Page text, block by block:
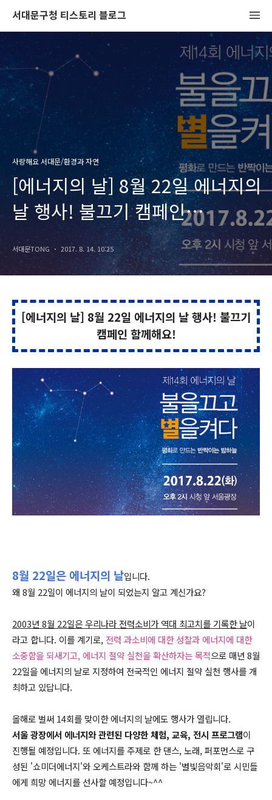
서대문구청 티스토리 블로그
사랑해요 서대문/환경과 자연
[에너지의 날] 8월 22일 에너지의
날 행사! 불끄기 캠페인
함께해요!
서대문TONG 2017. 8. 14. 10:25
[에너지의 날] 8월 22일 에너지의 날 행사! 불끄기
캠페인 함께해요!
8월 22일은 에너지의 날입니다.
왜 8월 22일이 에너지의 날이 되었는지 알고 계신가요?
2003년 8월 22일은 우리나라 전력소비가 역대 최고치를 기록한 날이
라고 합니다. 이를 계기로, 전력 과소비에 대한 성찰과 에너지에 대한
소중함을 되새기고, 에너지 절약 실천을 확산하자는 목적으로 매년 8월
22일을 에너지의 날로 지정하여 전국적인 에너지 절약 실천 행사를 개
최하고 있답니다.
올해로 벌써 14회를 맞이한 에너지의 날에도 행사가 열립니다.
서울 광장에서 에너지와 관련된 다양한 체험, 교육, 전시 프로그램이
진행될 예정입니다. 또 에너지를 주제로 한 댄스, 노래, 퍼포먼스로 구
성된 '쇼미더에너지'와 오케스트라와 함께 하는 '별빛음악회'로 시민들
에게 희망 에너지를 선사할 예정입니다~^^